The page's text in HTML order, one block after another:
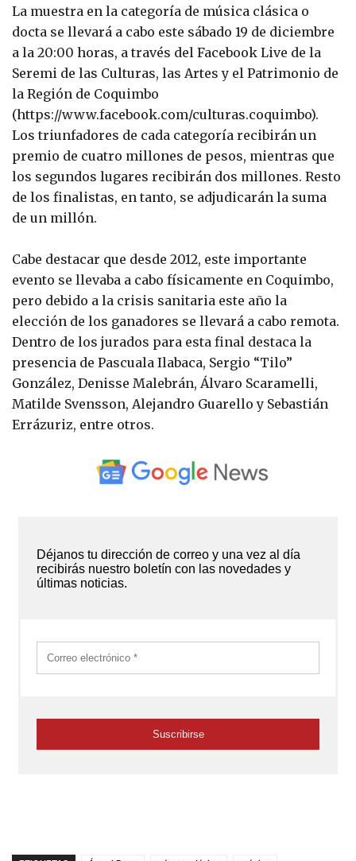
La muestra en la categoría de música clásica o
docta se llevará a cabo este sábado 19 de diciembre
a la 20:00 horas, a través del Facebook Live de la
Seremi de las Culturas, las Artes y el Patrimonio de
la Región de Coquimbo
(https://www.facebook.com/culturas.coquimbo).
Los triunfadores de cada categoría recibirán un
premio de cuatro millones de pesos, mientras que
los segundos lugares recibirán dos millones. Resto
de los finalistas, en tanto, se adjudicarán la suma
de un millón.
Cabe destacar que desde 2012, este importante
evento se llevaba a cabo físicamente en Coquimbo,
pero debido a la crisis sanitaria este año la
elección de los ganadores se llevará a cabo remota.
Dentro de los jurados para esta final destaca la
presencia de Pascuala Ilabaca, Sergio “Tilo”
González, Denisse Malebrán, Álvaro Scaramelli,
Matilde Svensson, Alejandro Guarello y Sebastián
Errázuriz, entre otros.